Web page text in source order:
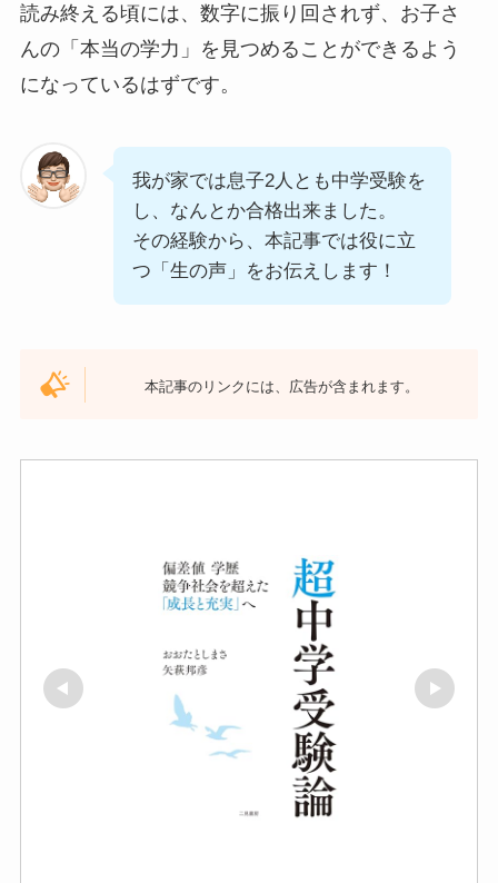
読み終える頃には、数字に振り回されず、お子さ
んの「本当の学力」を見つめることができるよう
になっているはずです。
我が家では息子2人とも中学受験を
し、なんとか合格出来ました。
その経験から、本記事では役に立
つ「生の声」をお伝えします！
本記事のリンクには、広告が含まれます。